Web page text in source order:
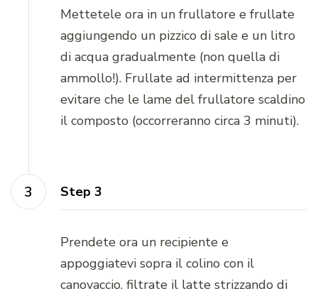
Mettetele ora in un frullatore e frullate
aggiungendo un pizzico di sale e un litro
di acqua gradualmente (non quella di
ammollo!). Frullate ad intermittenza per
evitare che le lame del frullatore scaldino
il composto (occorreranno circa 3 minuti).
Step 3
Prendete ora un recipiente e
appoggiatevi sopra il colino con il
canovaccio. filtrate il latte strizzando di